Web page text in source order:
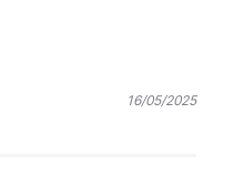
16/05/2025